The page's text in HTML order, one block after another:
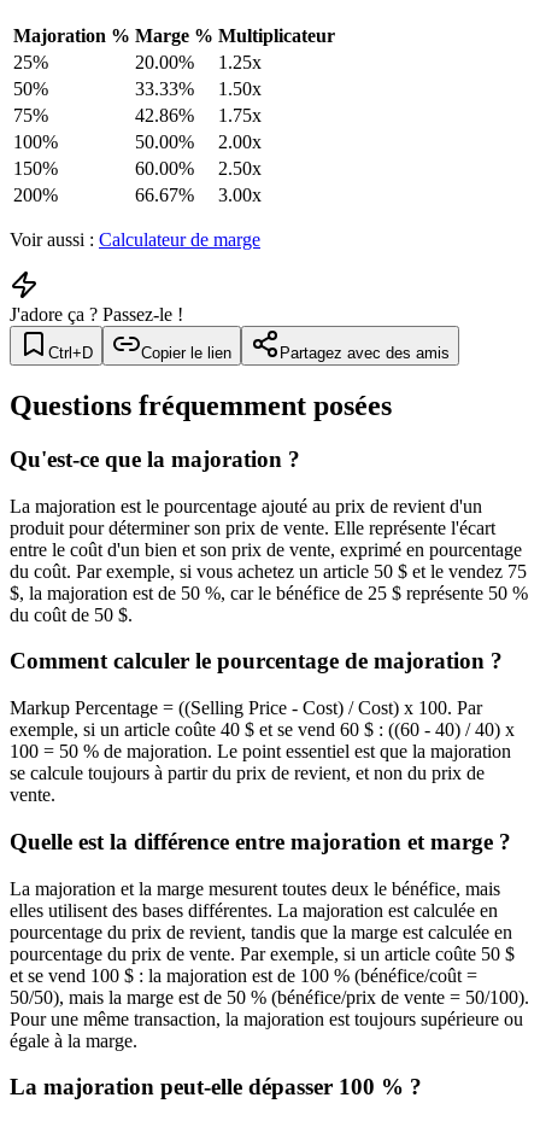
Majoration % Marge % Multiplicateur
25% 20.00% 1.25x
50% 33.33% 1.50x
75% 42.86% 1.75x
100% 50.00% 2.00x
150% 60.00% 2.50x
200% 66.67% 3.00x
Voir aussi : Calculateur de marge
J'adore ça ? Passez-le !
Ctrl+D Copier le lien Partagez avec des amis
Questions fréquemment posées
Qu'est-ce que la majoration ?
La majoration est le pourcentage ajouté au prix de revient d'un
produit pour déterminer son prix de vente. Elle représente l'écart
entre le coût d'un bien et son prix de vente, exprimé en pourcentage
du coût. Par exemple, si vous achetez un article 50 $ et le vendez 75
$, la majoration est de 50 %, car le bénéfice de 25 $ représente 50 %
du coût de 50 $.
Comment calculer le pourcentage de majoration ?
Markup Percentage = ((Selling Price - Cost) / Cost) x 100. Par
exemple, si un article coûte 40 $ et se vend 60 $ : ((60 - 40) / 40) x
100 = 50 % de majoration. Le point essentiel est que la majoration
se calcule toujours à partir du prix de revient, et non du prix de
vente.
Quelle est la différence entre majoration et marge ?
La majoration et la marge mesurent toutes deux le bénéfice, mais
elles utilisent des bases différentes. La majoration est calculée en
pourcentage du prix de revient, tandis que la marge est calculée en
pourcentage du prix de vente. Par exemple, si un article coûte 50 $
et se vend 100 $ : la majoration est de 100 % (bénéfice/coût =
50/50), mais la marge est de 50 % (bénéfice/prix de vente = 50/100).
Pour une même transaction, la majoration est toujours supérieure ou
égale à la marge.
La majoration peut-elle dépasser 100 % ?